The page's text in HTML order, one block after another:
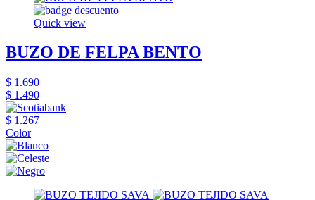
Quick view
BUZO DE FELPA BENTO
$ 1.690
$ 1.490
$ 1.267
Color